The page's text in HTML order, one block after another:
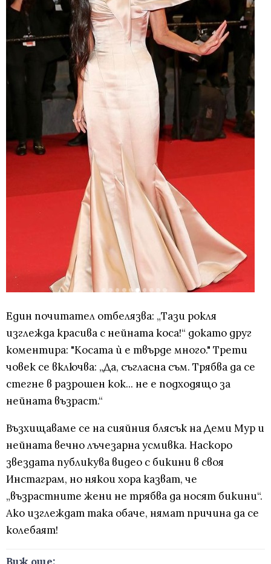
Един почитател отбелязва: „Тази рокля
изглежда красива с нейната коса!“ докато друг
коментира: "Косата ѝ е твърде много." Трети
човек се включва: „Да, съгласна съм. Трябва да се
стегне в разрошен кок... не е подходящо за
нейната възраст.“
Възхищаваме се на сияйния блясък на Деми Мур и
нейната вечно лъчезарна усмивка. Наскоро
звездата публикува видео с бикини в своя
Инстаграм, но някои хора казват, че
„възрастните жени не трябва да носят бикини“.
Ако изглеждат така обаче, нямат причина да се
колебаят!